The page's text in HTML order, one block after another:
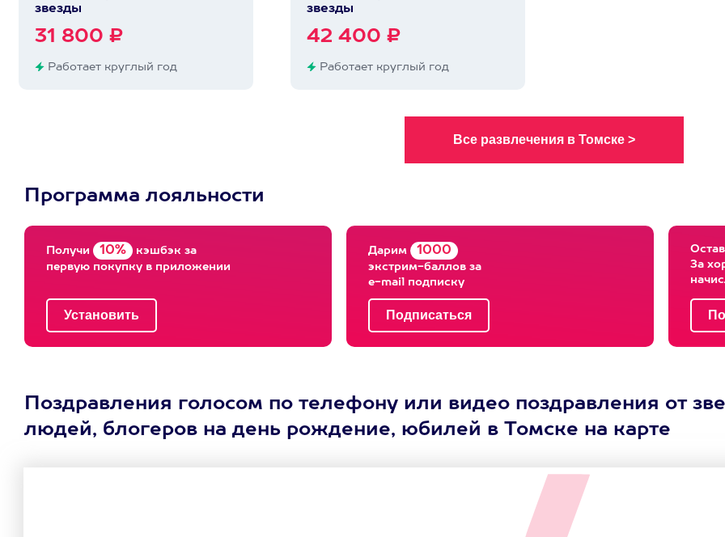
звезды
31 800 ₽
Работает круглый год
звезды
42 400 ₽
Работает круглый год
Программа лояльности
Получи 10% кэшбэк за
первую покупку в приложении
Дарим 1000
экстрим-баллов за
e-mail подписку
За
Поздравления голосом по телефону или видео поздравления от
людей, блогеров на день рождение, юбилей в Томске на карте